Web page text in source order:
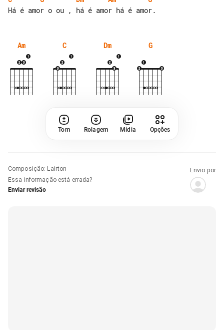
Am C Dm G
Tom Rolagem Mídia Opções
Composição: Lairton
Essa informação está errada?
Enviar revisão
Envio por